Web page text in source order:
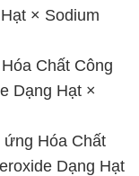
× Sodium
Chất Công
Dạng Hạt ×
ứng Hóa Chất
Dạng Hạt